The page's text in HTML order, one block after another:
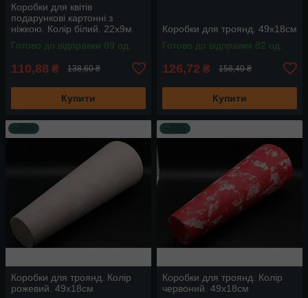
Коробки для квітів
подарункові картонні з
ніжкою. Колір білий. 22х9м
Готово до відправки 89 од.
110,88 ₴ 138,60 ₴
Купити
Коробки для троянд. 49х18см
Готово до відправки 82 од.
126,72 ₴ 158,40 ₴
Купити
Коробки для троянд. Колір
рожевий. 49х18см
Коробки для троянд. Колір
червоний. 49х18см